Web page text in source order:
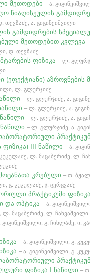
მეთოდები– ა.
წიაღისეულის
თევზაძე, ა. გიგინეიშვილი
გამდიდრების
მეთოდებით კვლევა
დ. თევზაძე
ფიზიკა– ლ.
(ეფექტიანი)
ლ. გლურჯიძე
– ლ. გლურჯიძე, ა.
– ლ. გლურჯიძე, ა.
– ლ. გლურჯიძე, ა.
ნაწილი– ლ. გლურჯიძე, ა.
ფიზიკა) III ნაწილი– ა.
ლ. მაცაბერიძე, ლ.
კრებული– თ.
გ. კუკულაძე, ჯ. ცერცვაძე
პრაქტიკუმი
და ოპტიკა– ა.
ლ. მაცაბერიძე, ლ. ჩახვაშვილი
გიგინეიშვილი, გ. ჩიხლაძე, ი.
– ა. გიგინეიშვილი, გ.
– ა. გიგინეიშვილი, გ.
ფიზიკა I ნაწილი–